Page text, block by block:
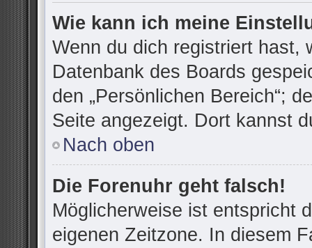
Wie kann ich meine
Wenn du dich registriert hast,
Datenbank des Boards
den „Persönlichen Bereich“;
Seite angezeigt. Dort kannst
Nach oben
Die Forenuhr geht falsch!
Möglicherweise ist entspricht
eigenen Zeitzone. In diesem